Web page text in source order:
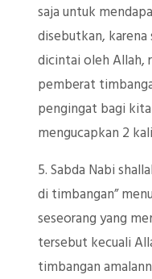
saja untuk
disebutkan, karena
dicintai oleh Allah,
pemberat
pengingat bagi
mengucapkan 2
5. Sabda Nabi
di timbangan”
seseorang yang
tersebut kecuali
timbangan